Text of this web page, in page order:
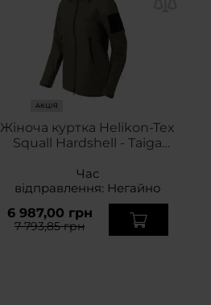
АКЦІЯ
Жіноча куртка Helikon-Tex
Squall Hardshell - Taiga
Час
відправлення: Негайно
6 987,00 грн
7 793,85 грн